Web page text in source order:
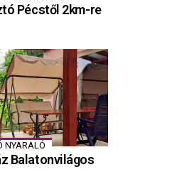
Pécstől 2km-re
NYARALÓ
Balatonvilágos